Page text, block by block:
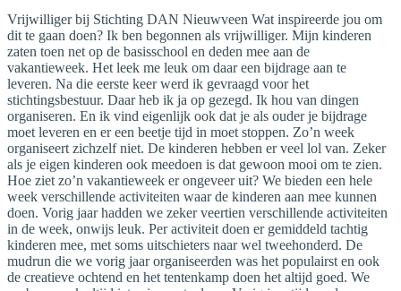
Vrijwilliger bij Stichting DAN Nieuwveen Wat inspireerde jou om
dit te gaan doen? Ik ben begonnen als vrijwilliger. Mijn kinderen
zaten toen net op de basisschool en deden mee aan de
vakantieweek. Het leek me leuk om daar een bijdrage aan te
leveren. Na die eerste keer werd ik gevraagd voor het
stichtingsbestuur. Daar heb ik ja op gezegd. Ik hou van dingen
organiseren. En ik vind eigenlijk ook dat je als ouder je bijdrage
moet leveren en er een beetje tijd in moet stoppen. Zo’n week
organiseert zichzelf niet. De kinderen hebben er veel lol van. Zeker
als je eigen kinderen ook meedoen is dat gewoon mooi om te zien.
Hoe ziet zo’n vakantieweek er ongeveer uit? We bieden een hele
week verschillende activiteiten waar de kinderen aan mee kunnen
doen. Vorig jaar hadden we zeker veertien verschillende activiteiten
in de week, onwijs leuk. Per activiteit doen er gemiddeld tachtig
kinderen mee, met soms uitschieters naar wel tweehonderd. De
mudrun die we vorig jaar organiseerden was het populairst en ook
de creatieve ochtend en het tentenkamp doen het altijd goed. We